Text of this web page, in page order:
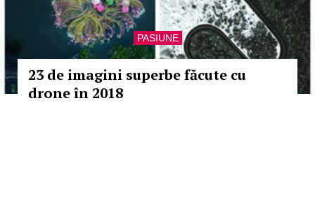
PASIUNE
23 de imagini superbe făcute cu
drone în 2018